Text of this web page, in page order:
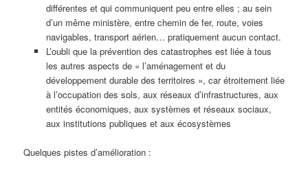
différentes et qui communiquent peu entre elles ; au sein
d’un même ministère, entre chemin de fer, route, voies
navigables, transport aérien… pratiquement aucun contact.
L’oubli que la prévention des catastrophes est liée à tous
les autres aspects de « l’aménagement et du
développement durable des territoires », car étroitement liée
à l’occupation des sols, aux réseaux d’infrastructures, aux
entités économiques, aux systèmes et réseaux sociaux,
aux institutions publiques et aux écosystèmes
Quelques pistes d’amélioration :